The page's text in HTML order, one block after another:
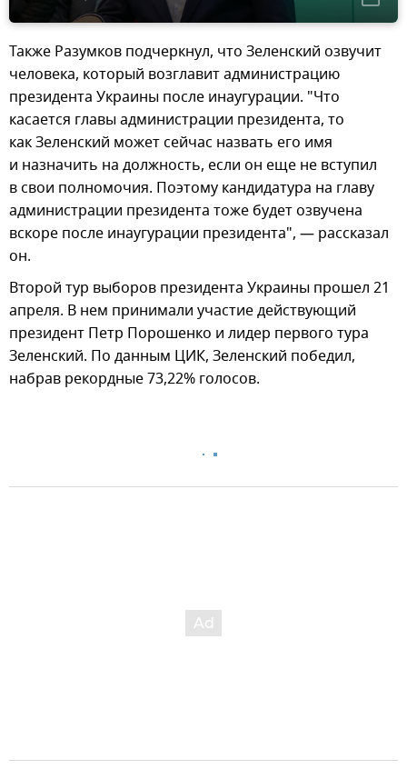
Также Разумков подчеркнул, что Зеленский озвучит
человека, который возглавит администрацию
президента Украины после инаугурации. "Что
касается главы администрации президента, то
как Зеленский может сейчас назвать его имя
и назначить на должность, если он еще не вступил
в свои полномочия. Поэтому кандидатура на главу
администрации президента тоже будет озвучена
вскоре после инаугурации президента", — рассказал
он.
Второй тур выборов президента Украины прошел 21
апреля. В нем принимали участие действующий
президент Петр Порошенко и лидер первого тура
Зеленский. По данным ЦИК, Зеленский победил,
набрав рекордные 73,22% голосов.